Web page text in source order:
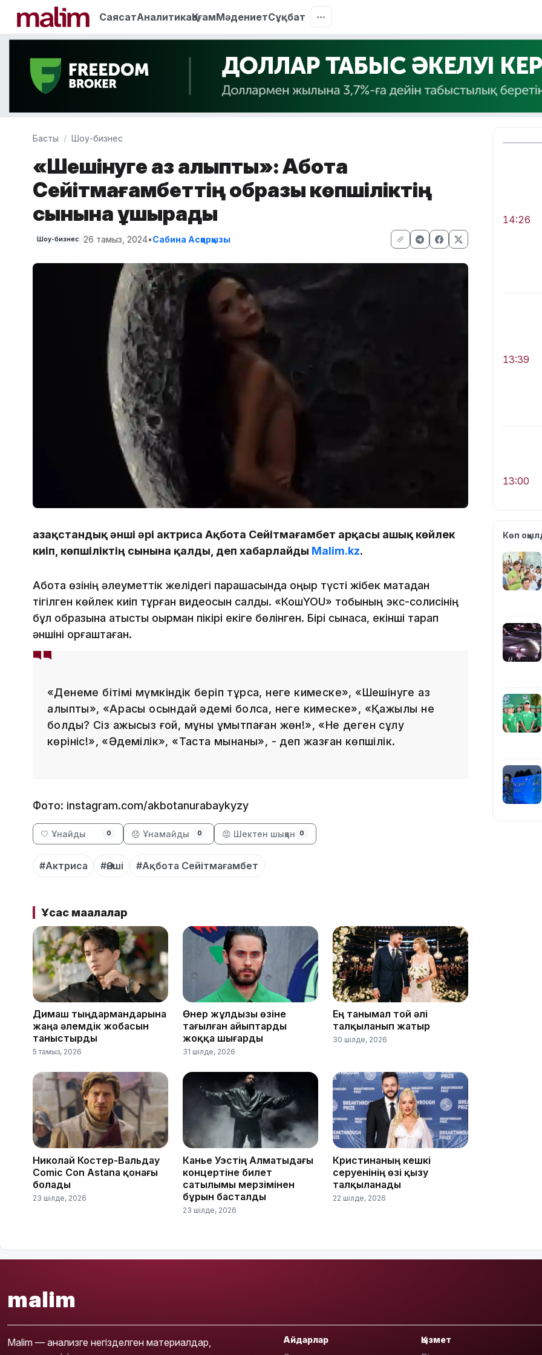
СаясатАналитикаҚоғамМәдениетСұқбат
Басты Шоу-бизнес
«Шешінуге аз қалыпты»: Ақбота
Сейітмағамбеттің образы көпшіліктің
сынына ұшырады
Шоу-бизнес 26 тамыз, 2024•Сабина Асқарқызы
Қазақстандық әнші әрі актриса Ақбота Сейітмағамбет арқасы ашық көйлек
киіп, көпшіліктің сынына қалды, деп хабарлайды Malim.kz.
Ақбота өзінің әлеуметтік желідегі парақшасында қоңыр түсті жібек матадан
тігілген көйлек киіп тұрған видеосын салды. «КошYOU» тобының экс-солисінің
бұл образына қатысты оқырман пікірі екіге бөлінген. Бірі сынаса, екінші тарап
әншіні қорғаштаған.
«Денеме бітімі мүмкіндік беріп тұрса, неге кимеске», «Шешінуге аз
қалыпты», «Арқасы осындай әдемі болса, неге кимеске», «Қажылық не
болды? Сіз қажысыз ғой, мұны ұмытпаған жөн!», «Не деген сұлу
көрініс!», «Әдемілік», «Таста мынаны», - деп жазған көпшілік.
Фото: instagram.com/akbotanurabaykyzy
🤍 Ұнайды 0 😞 Ұнамайды 0 😡 Шектен шыққан 0
#Актриса #Әнші #Ақбота Сейітмағамбет
Ұқсас мақалалар
Димаш тыңдармандарына
жаңа әлемдік жобасын
таныстырды
5 тамыз, 2026
Өнер жұлдызы өзіне
тағылған айыптарды
жоққа шығарды
31 шілде, 2026
Ең танымал той әлі
талқыланып жатыр
30 шілде, 2026
Николай Костер-Вальдау
Comic Con Astana қонағы
болады
23 шілде, 2026
Канье Уэстің Алматыдағы
концертіне билет
сатылымы мерзімінен
бұрын басталды
23 шілде, 2026
Кристинаның кешкі
серуенінің өзі қызу
талқыланады
22 шілде, 2026
14:26
13:39
13:00
12:40
11:54
Көп
malim
Malim — анализге негізделген материалдар,
Айдарлар Қызмет